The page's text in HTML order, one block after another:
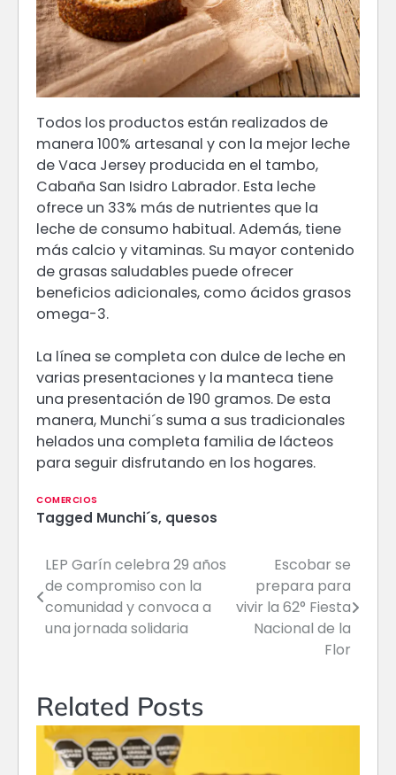
Todos los productos están realizados de
manera 100% artesanal y con la mejor leche
de Vaca Jersey producida en el tambo,
Cabaña San Isidro Labrador. Esta leche
ofrece un 33% más de nutrientes que la
leche de consumo habitual. Además, tiene
más calcio y vitaminas. Su mayor contenido
de grasas saludables puede ofrecer
beneficios adicionales, como ácidos grasos
omega-3.
La línea se completa con dulce de leche en
varias presentaciones y la manteca tiene
una presentación de 190 gramos. De esta
manera, Munchi´s suma a sus tradicionales
helados una completa familia de lácteos
para seguir disfrutando en los hogares.
COMERCIOS
Tagged Munchi´s, quesos
Navegación
de
entradas
LEP Garín celebra 29 años
de compromiso con la
comunidad y convoca a
una jornada solidaria
Escobar se
prepara para
vivir la 62° Fiesta
Nacional de la
Flor
Related Posts